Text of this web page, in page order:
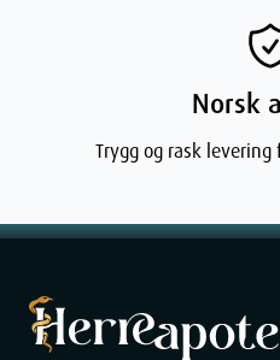
mage som inneholder aluminium-
nedsette virkningen av Telfast
Telfast påvirker sannsynligvis
Telfast inneholder natriumDette
Norsk
Trygg og rask levering